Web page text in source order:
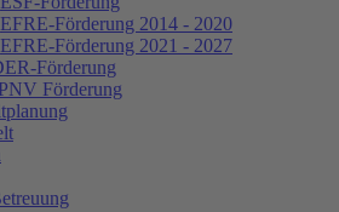
EFRE-Förderung 2014 - 2020
EFRE-Förderung 2021 - 2027
Förderung
Förderung